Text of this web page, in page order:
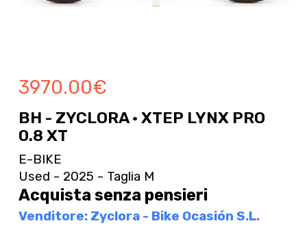
3970.00€
BH - ZYCLORA · XTEP LYNX PRO
0.8 XT
E-BIKE
Used - 2025 - Taglia M
Acquista senza pensieri
Venditore: Zyclora - Bike Ocasión S.L.